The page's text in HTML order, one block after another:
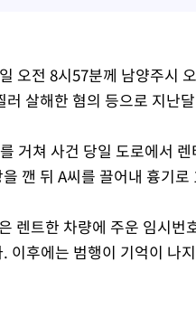
오전 8시57분께 남양주시
러 살해한 혐의 등으로 지난
거쳐 사건 당일 도로에서
깬 뒤 A씨를 끌어내 흉기
렌트한 차량에 주운 임시
이후에는 범행이 기억이 나